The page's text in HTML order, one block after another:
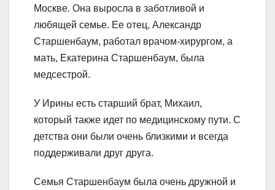
Москве. Она выросла в заботливой и
любящей семье. Ее отец, Александр
Старшенбаум, работал врачом-хирургом, а
мать, Екатерина Старшенбаум, была
медсестрой.
У Ирины есть старший брат, Михаил,
который также идет по медицинскому пути. С
детства они были очень близкими и всегда
поддерживали друг друга.
Семья Старшенбаум была очень дружной и